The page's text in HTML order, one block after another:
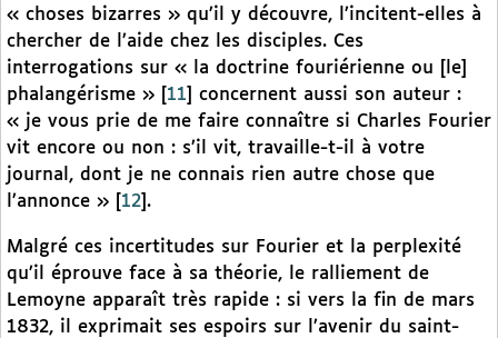
« choses bizarres » qu’il y découvre, l’incitent-elles à
chercher de l’aide chez les disciples. Ces
interrogations sur « la doctrine fouriérienne ou [le]
phalangérisme »
11
concernent aussi son auteur :
« je vous prie de me faire connaître si Charles Fourier
vit encore ou non : s’il vit, travaille-t-il à votre
journal, dont je ne connais rien autre chose que
l’annonce »
12 .
Malgré ces incertitudes sur Fourier et la perplexité
qu’il éprouve face à sa théorie, le ralliement de
Lemoyne apparaît très rapide : si vers la fin de mars
1832, il exprimait ses espoirs sur l’avenir du saint-